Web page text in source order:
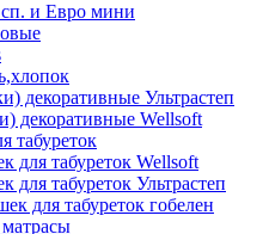
и Евро мини
декоративные Ультрастеп
декоративные Wellsoft
табуреток
для табуреток Wellsoft
для табуреток Ультрастеп
для табуреток гобелен